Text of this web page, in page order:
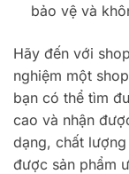
bảo vệ và
Hãy đến với
nghiệm một
bạn có thể tìm
cao và nhận
dạng, chất
được sản phẩm